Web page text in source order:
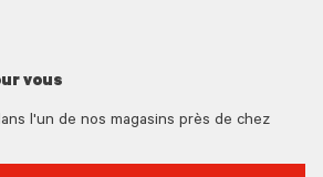
vous
l'un de nos magasins près de chez